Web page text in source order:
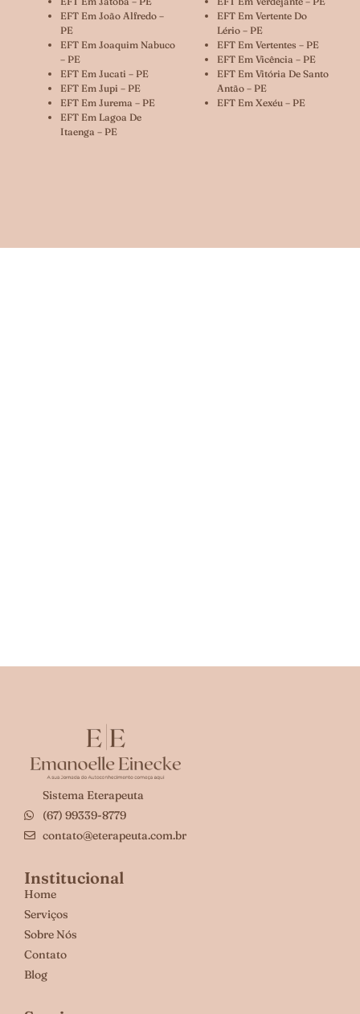
EFT Em João Alfredo –
PE
EFT Em Joaquim Nabuco
– PE
EFT Em Jucati – PE
EFT Em Jupi – PE
EFT Em Jurema – PE
EFT Em Lagoa De
Itaenga – PE
EFT Em Vertente Do
Lério – PE
EFT Em Vertentes – PE
EFT Em Vicência – PE
EFT Em Vitória De Santo
Antão – PE
EFT Em Xexéu – PE
Sistema Eterapeuta
(67) 99339-8779
contato@eterapeuta.com.br
Institucional
Home
Serviços
Sobre Nós
Contato
Blog